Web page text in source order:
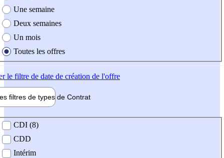
Une semaine
Deux semaines
Un mois
Toutes les offres
le filtre de date de création de l'offre
filtres de types de Contrat
contrat
CDI (8)
CDD
Intérim